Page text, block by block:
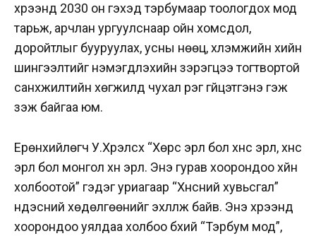
хүрээнд 2030 он гэхэд тэрбумаар тоологдох мод
тарьж, арчлан ургуулснаар ойн хомсдол,
доройтлыг бууруулах, усны нөөц, хүлэмжийн хийн
шингээлтийг нэмэгдүүлэхийн зэрэгцээ тогтвортой
санхүүжилтийн хөгжилд чухал үүрэг гүйцэтгэнэ гэж
үзэж байгаа юм.
Ерөнхийлөгч У.Хүрэлсүх “Хөрс эрүүл бол хүнс эрүүл, хүнс
эрүүл бол монгол хүн эрүүл. Энэ гурав хоорондоо хүйн
холбоотой” гэдэг уриагаар “Хүнсний хувьсгал”
үндэсний хөдөлгөөнийг эхлүүлж байв. Энэ хүрээнд
хоорондоо уялдаа холбоо бүхий “Тэрбум мод”,